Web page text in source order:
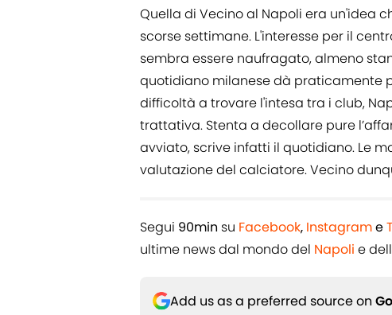
Quella di Vecino al Napoli era un'idea
scorse settimane. L'interesse per il
sembra essere naufragato, almeno
quotidiano milanese dà praticamente
difficoltà a trovare l'intesa tra i club,
trattativa. Stenta a decollare pure
avviato, scrive infatti il quotidiano. Le
valutazione del calciatore. Vecino
Segui 90min su Facebook, Instagrame
ultime news dal mondo del Napoli e
Add us as a preferred source on